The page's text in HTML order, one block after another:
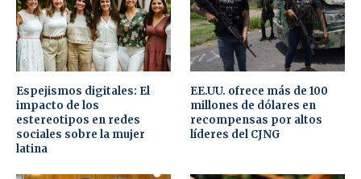
Espejismos digitales: El
impacto de los
estereotipos en redes
sociales sobre la mujer
latina
EE.UU. ofrece más de 100
millones de dólares en
recompensas por altos
líderes del CJNG